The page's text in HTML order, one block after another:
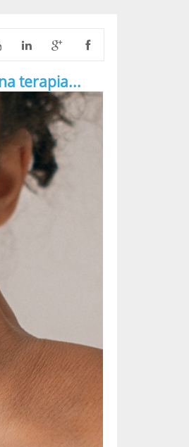
terapia...